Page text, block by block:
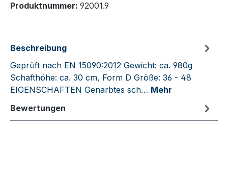
Produktnummer: 92001.9
Beschreibung
Geprüft nach EN 15090:2012 Gewicht: ca. 980g
Schafthöhe: ca. 30 cm, Form D Größe: 36 - 48
EIGENSCHAFTEN Genarbtes sch… Mehr
Bewertungen